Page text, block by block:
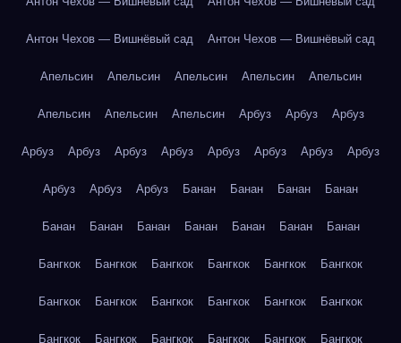
Антон Чехов — Вишнёвый сад Антон Чехов — Вишнёвый сад
Апельсин Апельсин Апельсин Апельсин Апельсин
Апельсин Апельсин Апельсин Арбуз Арбуз Арбуз
Арбуз Арбуз Арбуз Арбуз Арбуз Арбуз Арбуз Арбуз
Арбуз Арбуз Арбуз Банан Банан Банан Банан
Банан Банан Банан Банан Банан Банан Банан
Бангкок Бангкок Бангкок Бангкок Бангкок Бангкок
Бангкок Бангкок Бангкок Бангкок Бангкок Бангкок
Бангкок Бангкок Бангкок Бангкок Бангкок Бангкок